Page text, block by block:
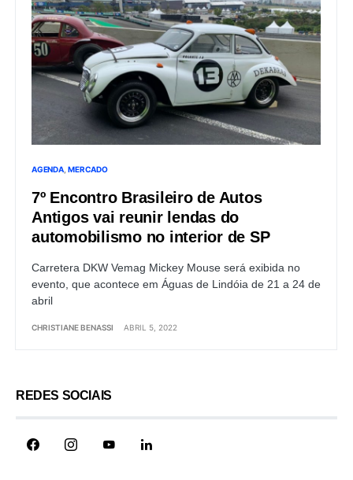
AGENDA MERCADO
7º Encontro Brasileiro de Autos
Antigos vai reunir lendas do
automobilismo no interior de SP
Carretera DKW Vemag Mickey Mouse será exibida no
evento, que acontece em Águas de Lindóia de 21 a 24 de
abril
CHRISTIANE BENASSI ABRIL 5, 2022
REDES SOCIAIS